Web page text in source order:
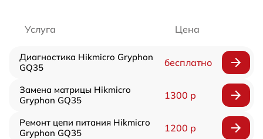
Услуга Цена
Диагностика Hikmicro Gryphon
GQ35
бесплатно
Замена матрицы Hikmicro
Gryphon GQ35
1300 р
Ремонт цепи питания Hikmicro
Gryphon GQ35
1200 р